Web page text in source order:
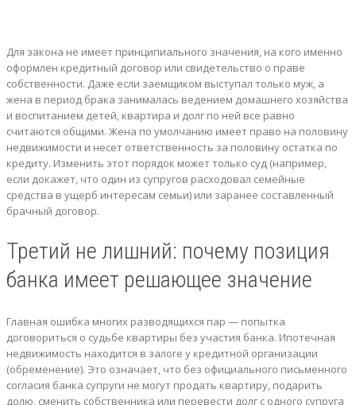
Для закона не имеет принципиального значения, на кого именно
оформлен кредитный договор или свидетельство о праве
собственности. Даже если заемщиком выступал только муж, а
жена в период брака занималась ведением домашнего хозяйства
и воспитанием детей, квартира и долг по ней все равно
считаются общими. Жена по умолчанию имеет право на половину
недвижимости и несет ответственность за половину остатка по
кредиту. Изменить этот порядок может только суд (например,
если докажет, что один из супругов расходовал семейные
средства в ущерб интересам семьи) или заранее составленный
брачный договор.
Третий не лишний: почему позиция
банка имеет решающее значение
Главная ошибка многих разводящихся пар — попытка
договориться о судьбе квартиры без участия банка. Ипотечная
недвижимость находится в залоге у кредитной организации
(обременение). Это означает, что без официального письменного
согласия банка супруги не могут продать квартиру, подарить
долю, сменить собственника или перевести долг с одного супруга